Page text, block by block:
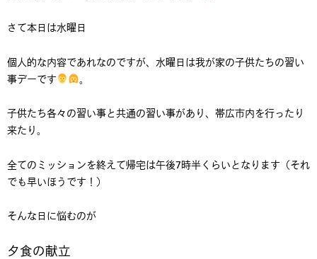
さて本日は水曜日
個人的な内容であれなのですが、水曜日は我が家の子供たちの習い
事デーです
子供たち各々の習い事と共通の習い事があり、帯広市内を行ったり
来たり。
全てのミッションを終えて帰宅は午後7時半くらいとなります（それ
でも早いほうです！）
そんな日に悩むのが
夕食の献立